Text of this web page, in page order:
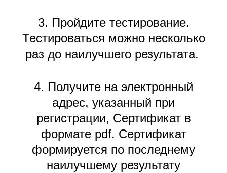
3. Пройдите тестирование.
Тестироваться можно несколько
раз до наилучшего результата.
4. Получите на электронный
адрес, указанный при
регистрации, Сертификат в
формате pdf. Сертификат
формируется по последнему
наилучшему результату